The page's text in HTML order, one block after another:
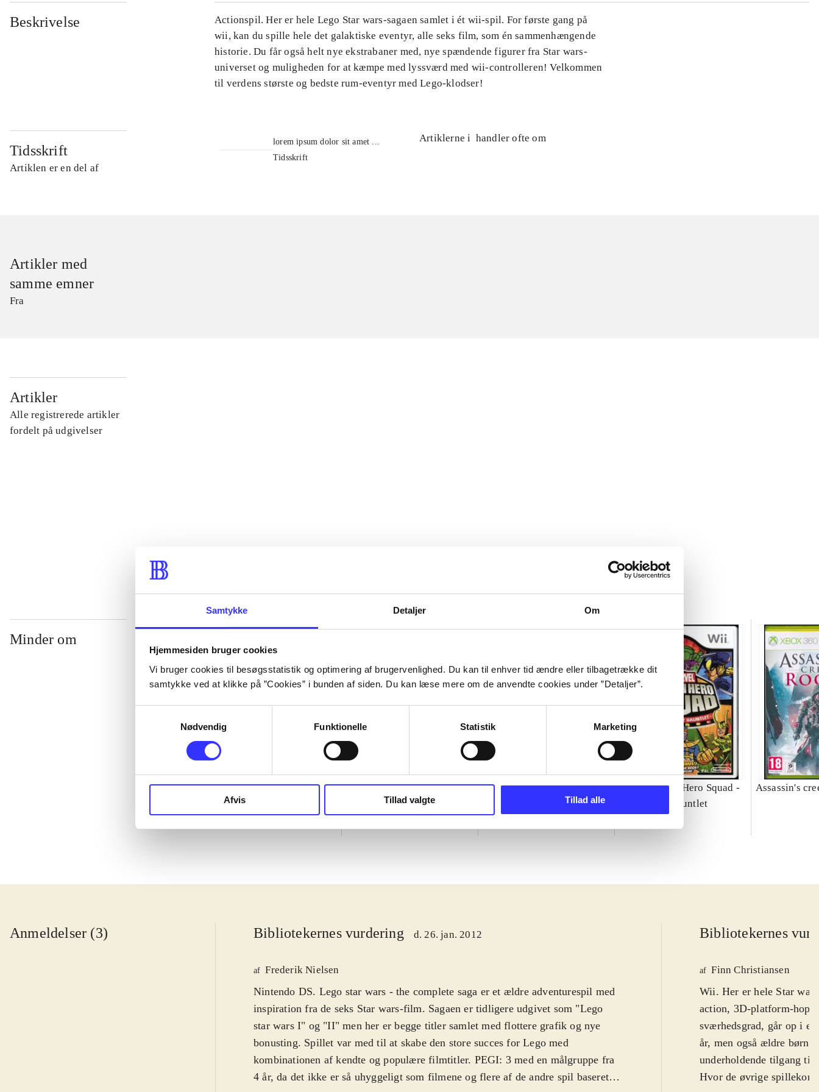
Samtykke Detaljer Om
Hjemmesiden bruger cookies
Vi bruger cookies til besøgsstatistik og optimering af brugervenlighed. Du kan til enhver tid ændre eller tilbagetrække dit
samtykke ved at klikke på ”Cookies” i bunden af siden. Du kan læse mere om de anvendte cookies under ”Detaljer”.
Nødvendig
Funktionelle Statistik Marketing
Afvis Tillad valgte Tillad alle
Beskrivelse
Actionspil. Her er hele Lego Star wars-sagaen samlet i ét wii-spil. For første gang på
wii, kan du spille hele det galaktiske eventyr, alle seks film, som én sammenhængende
historie. Du får også helt nye ekstrabaner med, nye spændende figurer fra Star wars-
universet og muligheden for at kæmpe med lyssværd med wii-controlleren! Velkommen
til verdens største og bedste rum-eventyr med Lego-klodser!
Tidsskrift
Artiklen er en del af
lorem ipsum dolor sit amet ...
Tidsskrift
Artiklerne i handler ofte om
Artikler med
samme emner
Fra
Artikler
Alle registrerede artikler
fordelt på udgivelser
Minder om
Lego star wars III : the
clone wars
Lego Batman 3 - beyond
Lego Batman 2 - DC super
Marvel Super Hero Squad -
the infinity gauntlet
Assassin's
Anmeldelser (3) Bibliotekernes vurdering d. 26. jan. 2012
af Frederik Nielsen
Nintendo DS. Lego star wars - the complete saga er et ældre adventurespil med
inspiration fra de seks Star wars-film. Sagaen er tidligere udgivet som "Lego
star wars I" og "II" men her er begge titler samlet med flottere grafik og nye
bonusting. Spillet var med til at skabe den store succes for Lego med
kombinationen af kendte og populære filmtitler. PEGI: 3 med en målgruppe fra
4 år, da det ikke er så uhyggeligt som filmene og flere af de andre spil baseret
Bibliotekernes
af Finn Christiansen
Wii. Her er hele Star
action, 3D-platform-
sværhedsgrad, går op i
år, men også ældre
underholdende tilgang
Hvor de øvrige